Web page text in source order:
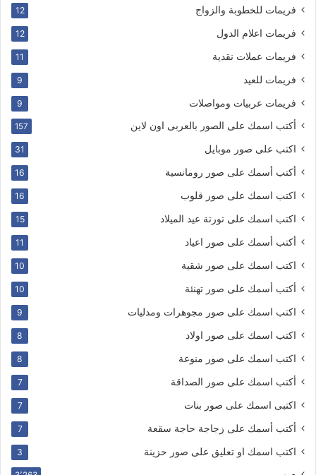
فريمات للخطوبة والزواج 12
فريمات اعلام الدول 12
فريمات عملات نقدية 11
فريمات للعيد 9
فريمات عربيات ومواصلات 9
أكتب اسمك على الصور بالعربى اون لاين 157
اكتب على صور موبايل 31
أكتب أسمك على صور رومانسية 16
اكتب اسمك على صور قلوب 16
اكتب اسمك على تورتة عيد الميلاد 15
أكتب أسمك على صور اعياد 11
اكتب اسمك على صور شقية 10
أكتب أسمك على صور تهنئة 10
اكتب اسمك على صور مجوهرات ومدليات 9
اكتب اسمك على صور اولاد 8
اكتب اسمك على صور منوعة 8
أكتب اسمك على صور الصداقة 7
اكتبى اسمك على صور بنات 7
أكتب أسمك على زجاجة حاجة سقعة 7
اكتب اسمك او تعليق على صور حزينة 3